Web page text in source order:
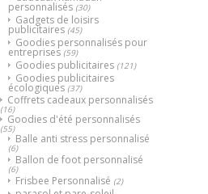
personnalisés (30)
Gadgets de loisirs
publicitaires (45)
Goodies personnalisés pour
entreprises (59)
Goodies publicitaires (121)
Goodies publicitaires
écologiques (37)
Coffrets cadeaux personnalisés
(16)
Goodies d'été personnalisés
(55)
Balle anti stress personnalisé
(6)
Ballon de foot personnalisé
(6)
Frisbee Personnalisé (2)